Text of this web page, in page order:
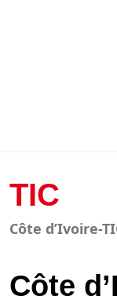
TIC
Côte d’Ivoire-
Côte